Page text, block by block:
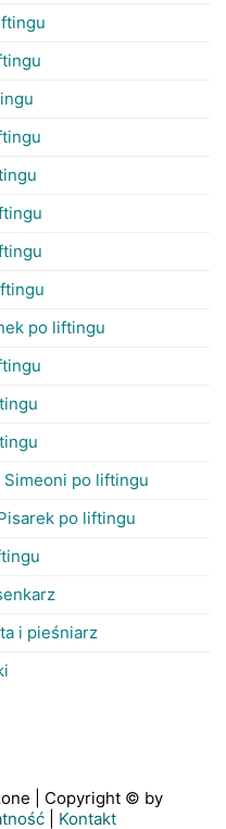
po liftingu
po liftingu
po liftingu
i pieśniarz
| Copyright © by
Kontakt